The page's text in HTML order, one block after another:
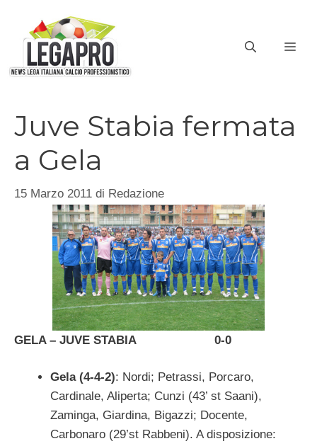
contenuto
Juve Stabia fermata
a Gela
15 Marzo 2011 di Redazione
GELA – JUVE STABIA 0-0
Gela (4-4-2): Nordi; Petrassi, Porcaro,
Cardinale, Aliperta; Cunzi (43’ st Saani),
Zaminga, Giardina, Bigazzi; Docente,
Carbonaro (29’st Rabbeni). A disposizione: